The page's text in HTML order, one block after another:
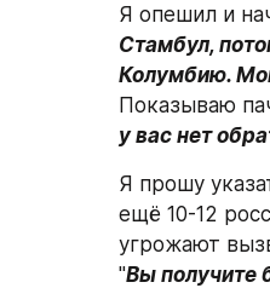
Я опешил и
Стамбул,
Колумбию.
Показываю
у вас нет
Я прошу
ещё 10-12
угрожают
"Вы получите